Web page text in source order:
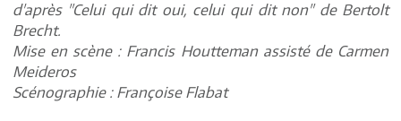
d'après "Celui qui dit oui, celui qui dit non" de Bertolt
Brecht.
Mise en scène : Francis Houtteman assisté de Carmen
Meideros
Scénographie : Françoise Flabat